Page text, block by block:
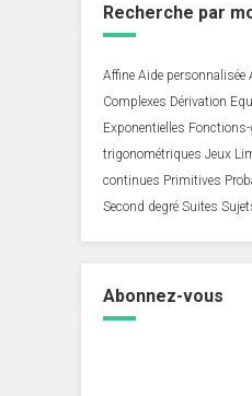
Recherche par
Affine Aide personnalisée
Complexes Dérivation
Exponentielles Fonctions-
trigonométriques Jeux
continues Primitives
Second degré Suites
Abonnez-vous